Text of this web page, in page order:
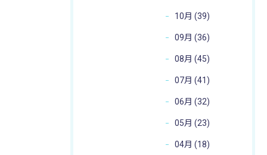
10月 (39)
09月 (36)
08月 (45)
07月 (41)
06月 (32)
05月 (23)
04月 (18)